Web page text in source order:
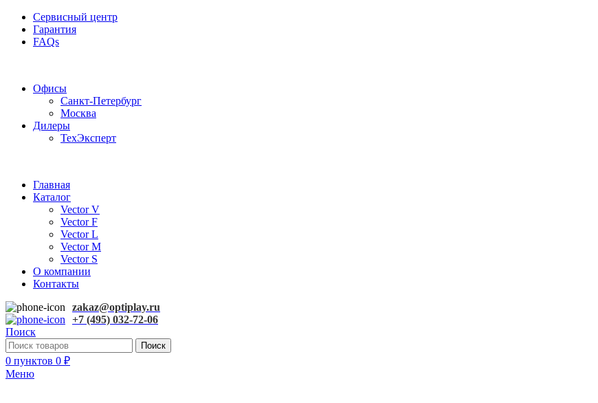
Сервисный центр
Гарантия
FAQs
Офисы
Санкт-Петербург
Москва
Дилеры
ТехЭксперт
Главная
Каталог
Vector V
Vector F
Vector L
Vector M
Vector S
О компании
Контакты
zakaz@optiplay.ru
+7 (495) 032-72-06
Поиск
Поиск
0 пунктов 0 ₽
Меню